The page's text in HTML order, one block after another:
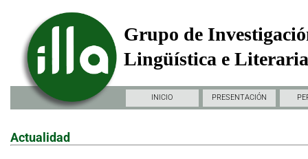
Grupo de
Lingüística e
INICIO PRESENTACIÓN
Actualidad